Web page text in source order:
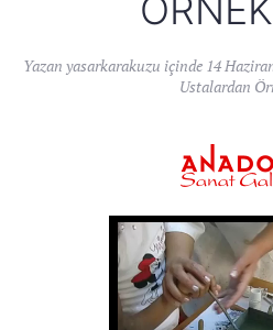
Yazan yasarkarakuzu içinde 14
Ustalardan